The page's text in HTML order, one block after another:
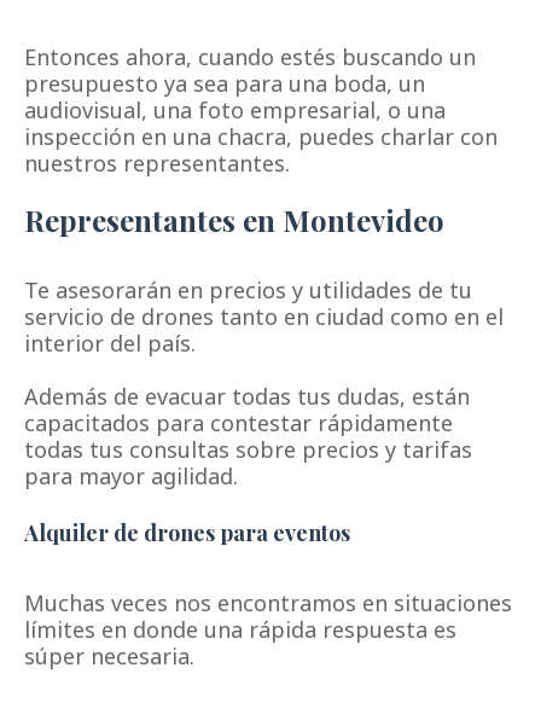
Entonces ahora, cuando estés buscando un
presupuesto ya sea para una boda, un
audiovisual, una foto empresarial, o una
inspección en una chacra, puedes charlar con
nuestros representantes.
Representantes en Montevideo
Te asesorarán en precios y utilidades de tu
servicio de drones tanto en ciudad como en el
interior del país.
Además de evacuar todas tus dudas, están
capacitados para contestar rápidamente
todas tus consultas sobre precios y tarifas
para mayor agilidad.
Alquiler de drones para eventos
Muchas veces nos encontramos en situaciones
límites en donde una rápida respuesta es
súper necesaria.